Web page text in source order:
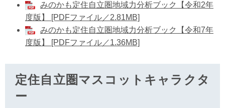
みのかも定住自立圏地域力分析ブック【令和2年
度版】 [PDFファイル／2.81MB]
みのかも定住自立圏地域力分析ブック【令和7年
度版】 [PDFファイル／1.36MB]
定住自立圏マスコットキャラクタ
ー